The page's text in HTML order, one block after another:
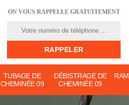
ON VOUS RAPPELLE GRATUITEMENT
TUBAGE DE
CHEMINÉE 09
DÉBISTRAGE DE
CHEMINÉE 09